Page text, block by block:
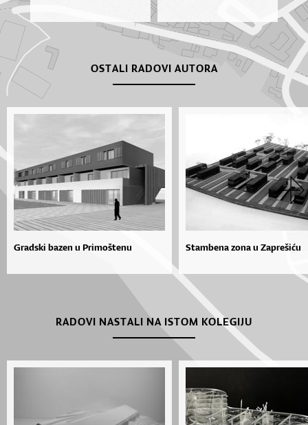
OSTALI RADOVI AUTORA
Gradski bazen u Primoštenu Stambena zona u Zaprešiću
RADOVI NASTALI NA ISTOM KOLEGIJU